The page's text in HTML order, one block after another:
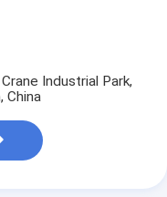
Industrial Park,
China